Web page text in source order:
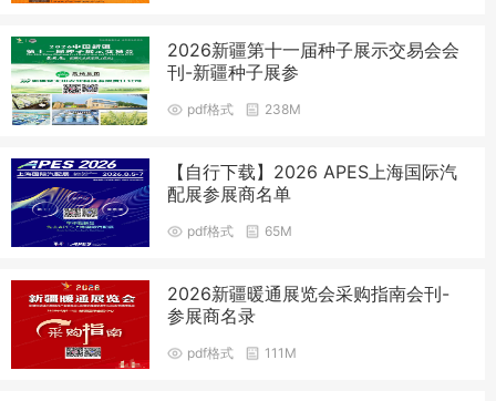
2026新疆第十一届种子展示交易会会
刊-新疆种子展参
pdf格式 238M
【自行下载】2026 APES上海国际汽
配展参展商名单
pdf格式 65M
2026新疆暖通展览会采购指南会刊-
参展商名录
pdf格式 111M